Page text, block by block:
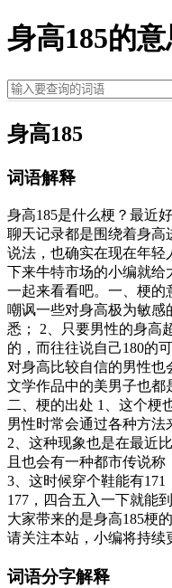
身高185的
身高185
词语解释
身高185是什么梗？最近
聊天记录都是围绕着身高
说法，也确实在现在年轻
下来牛特市场的小编就给
一起来看看吧。一、梗的
嘲讽一些对身高极为敏感
悉； 2、只要男性的身高
的，而往往说自己180的
对身高比较自信的男性也
文学作品中的美男子也都
二、梗的出处 1、这个梗
男性时常会通过各种方法
2、这种现象也是在最近
且也会有一种都市传说称
3、这时候穿个鞋能有171
177，四合五入一下就能
大家带来的是身高185梗
请关注本站，小编将持续
词语分字解释